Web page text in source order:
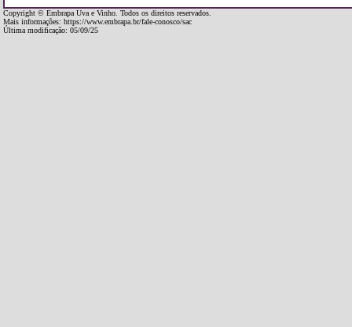
Copyright © Embrapa Uva e Vinho. Todos os direitos reservados.
Mais informações: https://www.embrapa.br/fale-conosco/sac
Última modificação: 05/09/25